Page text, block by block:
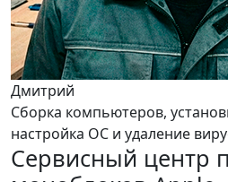
Дмитрий
Сборка компьютеров,
настройка ОС и удаление
Сервисный центр